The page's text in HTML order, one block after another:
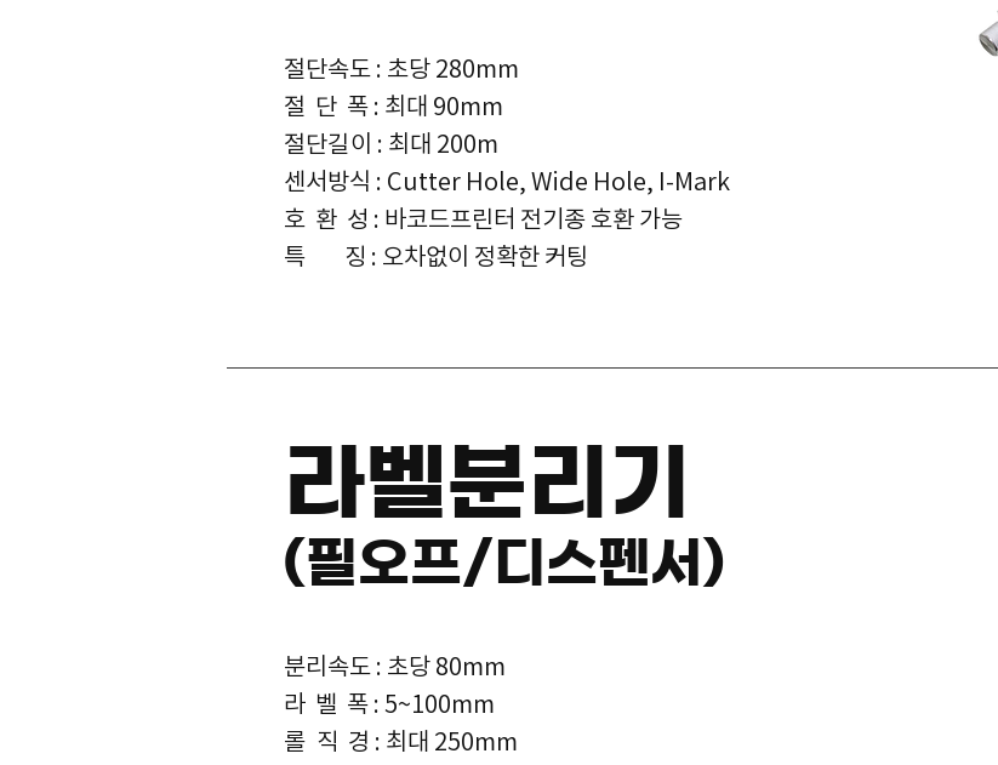
절단속도 : 초당 280mm
절 단 폭 : 최대 90mm
절단길이 : 최대 200m
센서방식 : Cutter Hole, Wide Hole, I-Mark
호 환 성 : 바코드프린터 전기종 호환 가능
​특 징 : 오차없이 정확한 커팅
라벨분리기
(필오프/​디스펜서)
분리속도 : 초당 80mm
라 벨 폭 : 5~100mm
롤 직 경 : 최대 250mm